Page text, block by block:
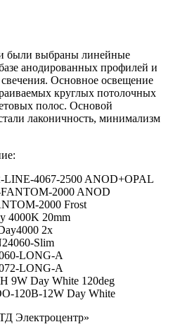
были выбраны линейные
анодированных профилей и
Основное освещение
круглых потолочных
полос. Основой
лаконичность, минимализм
LINE-4067-2500 ANOD+OPAL
2000 ANOD
2000 Frost
4000K 20mm
2x
Slim
LONG-A
LONG-A
9W Day White 120deg
120B-12W Day White
Электроцентр»